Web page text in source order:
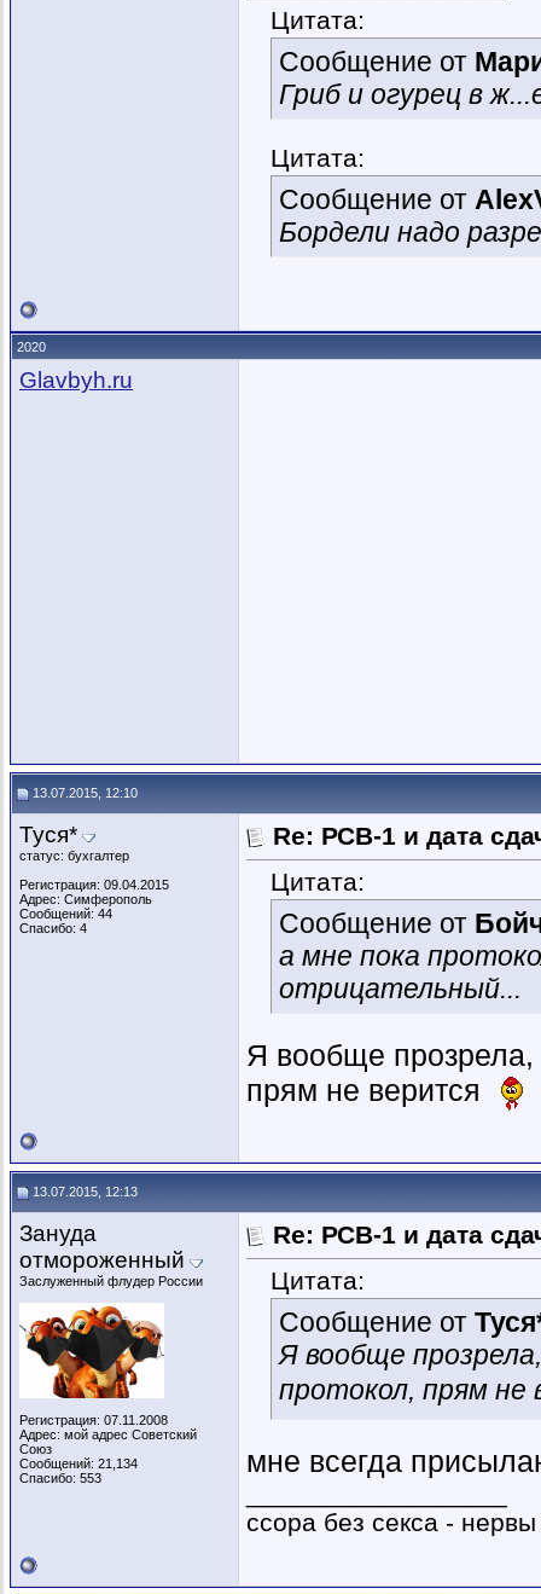
Цитата:
Сообщение от
Гриб и огурец в
Цитата:
Сообщение от
Бордели надо
2020
Glavbyh.ru
13.07.2015, 12:10
Туся*
статус: бухгалтер
Регистрация: 09.04.2015
Адрес: Симферополь
Сообщений: 44
Спасибо: 4
Re: РСВ-1 и дата
Цитата:
Сообщение от
а мне пока
отрицательный...
Я вообще прозрела,
прям не верится
13.07.2015, 12:13
Зануда
отмороженный
Заслуженный флудер России
Регистрация: 07.11.2008
Адрес: мой адрес Советский
Союз
Сообщений: 21,134
Спасибо: 553
Re: РСВ-1 и дата
Цитата:
Сообщение от
Я вообще
протокол, прям не
мне всегда
ссора без секса -